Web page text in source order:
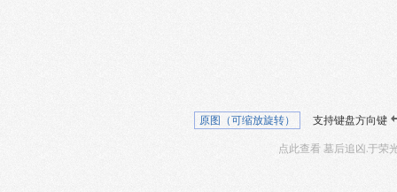
原图（可缩放旋转） 支持键盘方向键
点此查看 墓后追凶.于荣